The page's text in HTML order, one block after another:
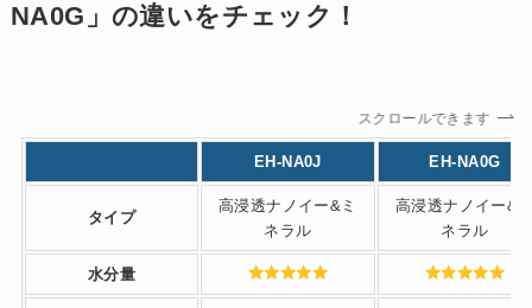
NA0G」の違いをチェック！
スクロールできます
EH-NA0J EH-NA0G
タイプ
高浸透ナノイー&ミ
ネラル
高浸透ナノイー&
ネラル
水分量